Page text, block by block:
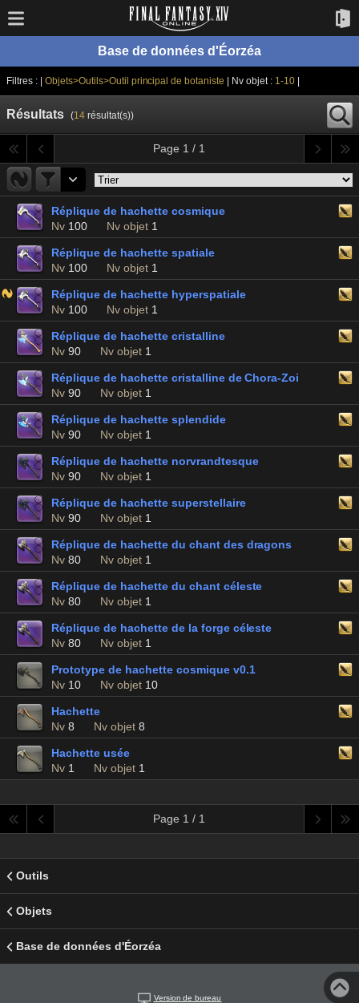
Base de données d'Éorzéa
Filtres : | Objets>Outils>Outil principal de botaniste | Nv objet : 1-10|
Résultats (14résultat(s))
Page 1 / 1
Réplique de hachette cosmique
Nv 100 Nv objet 1
Réplique de hachette spatiale
Nv 100 Nv objet 1
Réplique de hachette hyperspatiale
Nv 100 Nv objet 1
Réplique de hachette cristalline
Nv 90 Nv objet 1
Réplique de hachette cristalline de Chora-Zoi
Nv 90 Nv objet 1
Réplique de hachette splendide
Nv 90 Nv objet 1
Réplique de hachette norvrandtesque
Nv 90 Nv objet 1
Réplique de hachette superstellaire
Nv 90 Nv objet 1
Réplique de hachette du chant des dragons
Nv 80 Nv objet 1
Réplique de hachette du chant céleste
Nv 80 Nv objet 1
Réplique de hachette de la forge céleste
Nv 80 Nv objet 1
Prototype de hachette cosmique v0.1
Nv 10 Nv objet 10
Hachette
Nv 8 Nv objet 8
Hachette usée
Nv 1 Nv objet 1
Page 1 / 1
Outils
Objets
Base de données d'Éorzéa
Version de bureau